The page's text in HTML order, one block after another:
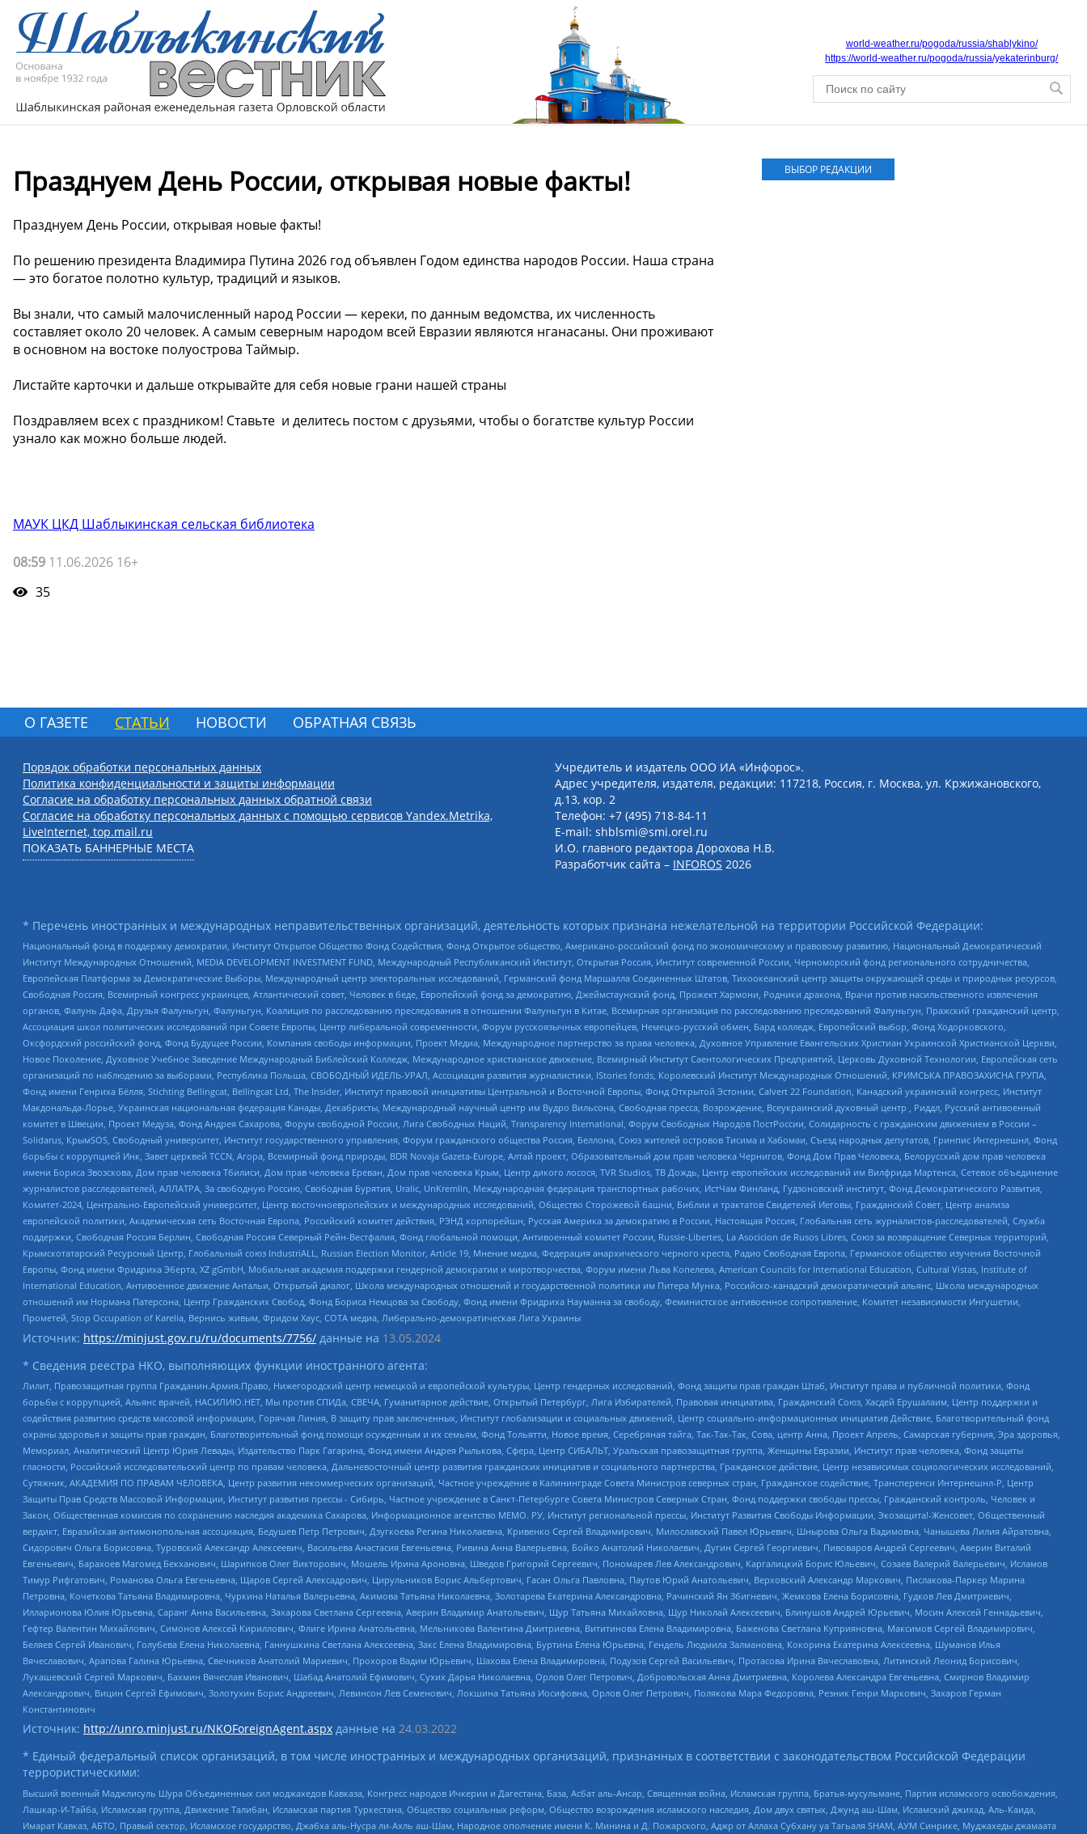
world-weather.ru/pogoda/russia/shablykino/
https://world-weather.ru/pogoda/russia/yekaterinburg/
Празднуем День России, открывая новые факты!
Празднуем День России, открывая новые факты!
По решению президента Владимира Путина 2026 год объявлен Годом единства народов России. Наша страна
— это богатое полотно культур, традиций и языков.
Вы знали, что самый малочисленный народ России — кереки, по данным ведомства, их численность
составляет около 20 человек. А самым северным народом всей Евразии являются нганасаны. Они проживают
в основном на востоке полуострова Таймыр.
Листайте карточки и дальше открывайте для себя новые грани нашей страны️
Поздравляем всех с праздником! Ставьте ️ и делитесь постом с друзьями, чтобы о богатстве культур России
узнало как можно больше людей.
МАУК ЦКД Шаблыкинская сельская библиотека
08:59 11.06.2026 16+
35
ВЫБОР РЕДАКЦИИ
О ГАЗЕТЕ СТАТЬИ НОВОСТИ ОБРАТНАЯ СВЯЗЬ
Порядок обработки персональных данных
Политика конфиденциальности и защиты информации
Согласие на обработку персональных данных обратной связи
Согласие на обработку персональных данных с помощью сервисов Yandex.Metrika,
LiveInternet, top.mail.ru
ПОКАЗАТЬ БАННЕРНЫЕ МЕСТА
Учредитель и издатель ООО ИА «Инфорос».
Адрес учредителя, издателя, редакции: 117218, Россия, г. Москва, ул. Кржижановского,
д.13, кор. 2
Телефон: +7 (495) 718-84-11
E-mail: shblsmi@smi.orel.ru
И.О. главного редактора Дорохова Н.В.
Разработчик сайта – INFOROS 2026
* Перечень иностранных и международных неправительственных организаций, деятельность которых признана нежелательной на территории Российской Федерации:
Национальный фонд в поддержку демократии, Институт Открытое Общество Фонд Содействия, Фонд Открытое общество, Американо-российский фонд по экономическому и правовому развитию, Национальный Демократический
Институт Международных Отношений, MEDIA DEVELOPMENT INVESTMENT FUND, Международный Республиканский Институт, Открытая Россия, Институт современной России, Черноморский фонд регионального сотрудничества,
Европейская Платформа за Демократические Выборы, Международный центр электоральных исследований, Германский фонд Маршалла Соединенных Штатов, Тихоокеанский центр защиты окружающей среды и природных ресурсов,
Свободная Россия, Всемирный конгресс украинцев, Атлантический совет, Человек в беде, Европейский фонд за демократию, Джеймстаунский фонд, Прожект Хармони, Родники дракона, Врачи против насильственного извлечения
органов, Фалунь Дафа, Друзья Фалуньгун, Фалуньгун, Коалиция по расследованию преследования в отношении Фалуньгун в Китае, Всемирная организация по расследованию преследований Фалуньгун, Пражский гражданский центр,
Ассоциация школ политических исследований при Совете Европы, Центр либеральной современности, Форум русскоязычных европейцев, Немецко-русский обмен, Бард колледж, Европейский выбор, Фонд Ходорковского,
Оксфордский российский фонд, Фонд Будущее России, Компания свободы информации, Проект Медиа, Международное партнерство за права человека, Духовное Управление Евангельских Христиан Украинской Христианской Церкви,
Новое Поколение, Духовное Учебное Заведение Международный Библейский Колледж, Международное христианское движение, Всемирный Институт Саентологических Предприятий, Церковь Духовной Технологии, Европейская сеть
организаций по наблюдению за выборами, Республика Польша, СВОБОДНЫЙ ИДЕЛЬ-УРАЛ, Ассоциация развития журналистики, IStories fonds, Королевский Институт Международных Отношений, КРИМСЬКА ПРАВОЗАХИСНА ГРУПА,
Фонд имени Генриха Бёлля, Stichting Bellingcat, Bellingcat Ltd, The Insider, Институт правовой инициативы Центральной и Восточной Европы, Фонд Открытой Эстонии, Calvert 22 Foundation, Канадский украинский конгресс, Институт
Макдональда-Лорье, Украинская национальная федерация Канады, Декабристы, Международный научный центр им Вудро Вильсона, Свободная пресса, Возрождение, Всеукраинский духовный центр , Риддл, Русский антивоенный
комитет в Швеции, Проект Медуза, Фонд Андрея Сахарова, Форум свободной России, Лига Свободных Наций, Transparеncy International, Форум Свободных Народов ПостРоссии, Солидарность с гражданским движением в России –
Solidarus, КрымSOS, Свободный университет, Институт государственного управления, Форум гражданского общества Россия, Беллона, Союз жителей островов Тисима и Хабомаи, Съезд народных депутатов, Гринпис Интернешнл, Фонд
борьбы с коррупцией Инк, Завет церквей TCCN, Агора, Всемирный фонд природы, BDR Novaja Gazeta-Europe, Алтай проект, Образовательный дом прав человека Чернигов, Фонд Дом Прав Человека, Белорусский дом прав человека
имени Бориса Звозскова, Дом прав человека Тбилиси, Дом прав человека Ереван, Дом прав человека Крым, Центр дикого лосося, TVR Studios, ТВ Дождь, Центр европейских исследований им Вилфрида Мартенса, Сетевое объединение
журналистов расследователей, АЛЛАТРА, За свободную Россию, Свободная Бурятия, Uralic, UnKremlin, Международная федерация транспортных рабочих, ИстЧам Финланд, Гудзоновский институт, Фонд Демократического Развития,
Комитет-2024, Центрально-Европейский университет, Центр восточноевропейских и международных исследований, Общество Сторожевой башни, Библии и трактатов Свидетелей Иеговы, Гражданский Совет, Центр анализа
европейской политики, Академическая сеть Восточная Европа, Российский комитет действия, РЭНД корпорейшн, Русская Америка за демократию в России, Настоящая Россия, Глобальная сеть журналистов-расследователей, Служба
поддержки, Свободная Россия Берлин, Свободная Россия Северный Рейн-Вестфалия, Фонд глобальной помощи, Антивоенный комитет России, Russie-Libertes, La Asocicion de Rusos Libres, Союз за возвращение Северных территорий,
Крымскотатарский Ресурсный Центр, Глобальный союз IndustriALL, Russian Election Monitor, Article 19, Мнение медиа, Федерация анархического черного креста, Радио Свободная Европа, Германское общество изучения Восточной
Европы, Фонд имени Фридриха Эберта, XZ gGmbH, Мобильная академия поддержки гендерной демократии и миротворчества, Форум имени Льва Копелева, American Councils for International Education, Cultural Vistas, Institute of
International Education, Антивоенное движение Антальи, Открытый диалог, Школа международных отношений и государственной политики им Питера Мунка, Российско-канадский демократический альянс, Школа международных
отношений им Нормана Патерсона, Центр Гражданских Свобод, Фонд Бориса Немцова за Свободу, Фонд имени Фридриха Науманна за свободу, Феминистское антивоенное сопротивление, Комитет независимости Ингушетии,
Прометей, Stop Occupation of Karelia, Вернись живым, Фридом Хаус, СОТА медиа, Либерально-демократическая Лига Украины
Источник: https://minjust.gov.ru/ru/documents/7756/ данные на 13.05.2024
* Сведения реестра НКО, выполняющих функции иностранного агента:
Лилит, Правозащитная группа Гражданин.Армия.Право, Нижегородский центр немецкой и европейской культуры, Центр гендерных исследований, Фонд защиты прав граждан Штаб, Институт права и публичной политики, Фонд
борьбы с коррупцией, Альянс врачей, НАСИЛИЮ.НЕТ, Мы против СПИДа, СВЕЧА, Гуманитарное действие, Открытый Петербург, Лига Избирателей, Правовая инициатива, Гражданский Союз, Хасдей Ерушалаим, Центр поддержки и
содействия развитию средств массовой информации, Горячая Линия, В защиту прав заключенных, Институт глобализации и социальных движений, Центр социально-информационных инициатив Действие, Благотворительный фонд
охраны здоровья и защиты прав граждан, Благотворительный фонд помощи осужденным и их семьям, Фонд Тольятти, Новое время, Серебряная тайга, Так-Так-Так, Сова, центр Анна, Проект Апрель, Самарская губерния, Эра здоровья,
Мемориал, Аналитический Центр Юрия Левады, Издательство Парк Гагарина, Фонд имени Андрея Рылькова, Сфера, Центр СИБАЛЬТ, Уральская правозащитная группа, Женщины Евразии, Институт прав человека, Фонд защиты
гласности, Российский исследовательский центр по правам человека, Дальневосточный центр развития гражданских инициатив и социального партнерства, Гражданское действие, Центр независимых социологических исследований,
Сутяжник, АКАДЕМИЯ ПО ПРАВАМ ЧЕЛОВЕКА, Центр развития некоммерческих организаций, Частное учреждение в Калининграде Совета Министров северных стран, Гражданское содействие, Трансперенси Интернешнл-Р, Центр
Защиты Прав Средств Массовой Информации, Институт развития прессы - Сибирь, Частное учреждение в Санкт-Петербурге Совета Министров Северных Стран, Фонд поддержки свободы прессы, Гражданский контроль, Человек и
Закон, Общественная комиссия по сохранению наследия академика Сахарова, Информационное агентство МЕМО. РУ, Институт региональной прессы, Институт Развития Свободы Информации, Экозащита!-Женсовет, Общественный
вердикт, Евразийская антимонопольная ассоциация, Бедушев Петр Петрович, Дзугкоева Регина Николаевна, Кривенко Сергей Владимирович, Милославский Павел Юрьевич, Шнырова Ольга Вадимовна, Чанышева Лилия Айратовна,
Сидорович Ольга Борисовна, Туровский Александр Алексеевич, Васильева Анастасия Евгеньевна, Ривина Анна Валерьевна, Бойко Анатолий Николаевич, Дугин Сергей Георгиевич, Пивоваров Андрей Сергеевич, Аверин Виталий
Евгеньевич, Барахоев Магомед Бекханович, Шарипков Олег Викторович, Мошель Ирина Ароновна, Шведов Григорий Сергеевич, Пономарев Лев Александрович, Каргалицкий Борис Юльевич, Созаев Валерий Валерьевич, Исламов
Тимур Рифгатович, Романова Ольга Евгеньевна, Щаров Сергей Алексадрович, Цирульников Борис Альбертович, Гасан Ольга Павловна, Паутов Юрий Анатольевич, Верховский Александр Маркович, Пислакова-Паркер Марина
Петровна, Кочеткова Татьяна Владимировна, Чуркина Наталья Валерьевна, Акимова Татьяна Николаевна, Золотарева Екатерина Александровна, Рачинский Ян Збигневич, Жемкова Елена Борисовна, Гудков Лев Дмитриевич,
Илларионова Юлия Юрьевна, Саранг Анна Васильевна, Захарова Светлана Сергеевна, Аверин Владимир Анатольевич, Щур Татьяна Михайловна, Щур Николай Алексеевич, Блинушов Андрей Юрьевич, Мосин Алексей Геннадьевич,
Гефтер Валентин Михайлович, Симонов Алексей Кириллович, Флиге Ирина Анатольевна, Мельникова Валентина Дмитриевна, Вититинова Елена Владимировна, Баженова Светлана Куприяновна, Максимов Сергей Владимирович,
Беляев Сергей Иванович, Голубева Елена Николаевна, Ганнушкина Светлана Алексеевна, Закс Елена Владимировна, Буртина Елена Юрьевна, Гендель Людмила Залмановна, Кокорина Екатерина Алексеевна, Шуманов Илья
Вячеславович, Арапова Галина Юрьевна, Свечников Анатолий Мариевич, Прохоров Вадим Юрьевич, Шахова Елена Владимировна, Подузов Сергей Васильевич, Протасова Ирина Вячеславовна, Литинский Леонид Борисович,
Лукашевский Сергей Маркович, Бахмин Вячеслав Иванович, Шабад Анатолий Ефимович, Сухих Дарья Николаевна, Орлов Олег Петрович, Добровольская Анна Дмитриевна, Королева Александра Евгеньевна, Смирнов Владимир
Александрович, Вицин Сергей Ефимович, Золотухин Борис Андреевич, Левинсон Лев Семенович, Локшина Татьяна Иосифовна, Орлов Олег Петрович, Полякова Мара Федоровна, Резник Генри Маркович, Захаров Герман
Константинович
Источник: http://unro.minjust.ru/NKOForeignAgent.aspx данные на 24.03.2022
* Единый федеральный список организаций, в том числе иностранных и международных организаций, признанных в соответствии с законодательством Российской Федерации
террористическими:
Высший военный Маджлисуль Шура Объединенных сил моджахедов Кавказа, Конгресс народов Ичкерии и Дагестана, База, Асбат аль-Ансар, Священная война, Исламская группа, Братья-мусульмане, Партия исламского освобождения,
Лашкар-И-Тайба, Исламская группа, Движение Талибан, Исламская партия Туркестана, Общество социальных реформ, Общество возрождения исламского наследия, Дом двух святых, Джунд аш-Шам, Исламский джихад, Аль-Каида,
Имарат Кавказ, АБТО, Правый сектор, Исламское государство, Джабха аль-Нусра ли-Ахль аш-Шам, Народное ополчение имени К. Минина и Д. Пожарского, Аджр от Аллаха Субхану уа Тагьаля SHAM, АУМ Синрике, Муджахеды джамаата